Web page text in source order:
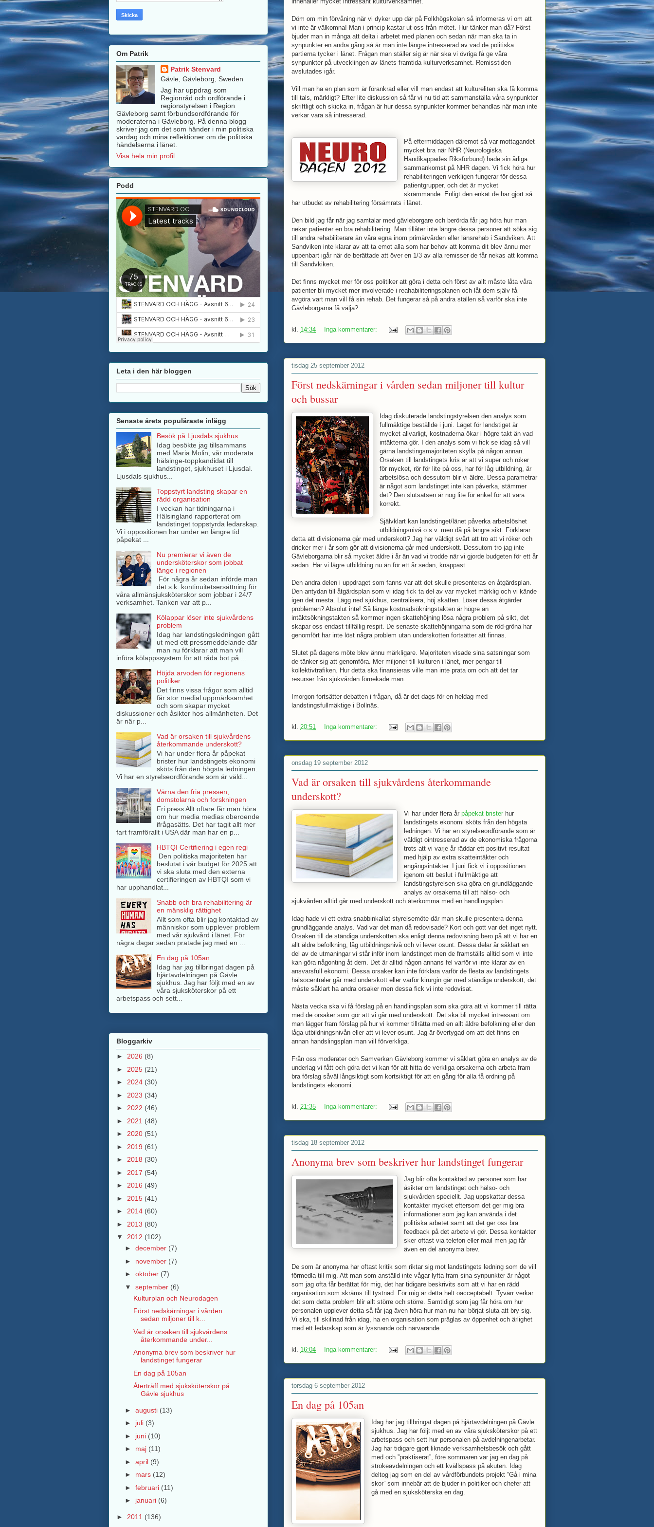
Döm om min förvåning när vi dyker upp där på Folkhögskolan så informeras vi om att
vi inte är välkomna! Man i princip kastar ut oss från mötet. Hur tänker man då? Först
bjuder man in många att delta i arbetet med planen och sedan när man ska ta in
synpunkter en andra gång så är man inte längre intresserad av vad de politiska
partierna tycker i länet. Frågan man ställer sig är när ska vi övriga få ge våra
synpunkter på utvecklingen av länets framtida kulturverksamhet. Remisstiden
avslutades igår.
Vill man ha en plan som är förankrad eller vill man endast att kultureliten ska få komma
till tals, märkligt? Efter lite diskussion så får vi nu tid att sammanställa våra synpunkter
skriftligt och skicka in, frågan är hur dessa synpunkter kommer behandlas när man inte
verkar vara så intresserad.
På eftermiddagen däremot så var mottagandet
mycket bra när NHR (Neurologiska
Handikappades Riksförbund) hade sin årliga
sammankomst på NHR dagen. Vi fick höra hur
rehabiliteringen verkligen fungerar för dessa
patientgrupper, och det är mycket
skrämmande. Enligt den enkät de har gjort så
har utbudet av rehabilitering försämrats i länet.
Den bild jag får när jag samtalar med gävleborgare och berörda får jag höra hur man
nekar patienter en bra rehabilitering. Man tillåter inte längre dessa personer att söka sig
till andra rehabiliterare än våra egna inom primärvården eller länsrehab i Sandviken. Att
Sandviken inte klarar av att ta emot alla som har behov att komma dit blev ännu mer
uppenbart igår när de berättade att över en 1/3 av alla remisser de får nekas att komma
till Sandvkiken.
Det finns mycket mer för oss politiker att göra i detta och först av allt måste låta våra
patienter bli mycket mer involverade i reahabiliteringsplanen och låt dem själv få
avgöra vart man vill få sin rehab. Det fungerar så på andra ställen så varför ska inte
Gävleborgarna få välja?
kl. 14:34 Inga kommentarer:
tisdag 25 september 2012
Först nedskärningar i vården sedan miljoner till kultur
och bussar
Idag diskuterade landstingstyrelsen den analys som
fullmäktige beställde i juni. Läget för landstiget är
mycket allvarligt, kostnaderna ökar i högre takt än vad
intäkterna gör. I den analys som vi fick se idag så vill
gärna landstingsmajoriteten skylla på någon annan.
Orsaken till landstingets kris är att vi super och röker
för mycket, rör för lite på oss, har för låg utbildning, är
arbetslösa och dessutom blir vi äldre. Dessa parametrar
är något som landstinget inte kan påverka, stämmer
det? Den slutsatsen är nog lite för enkel för att vara
korrekt.
Självklart kan landstinget/länet påverka arbetslöshet
utbildningsnivå o.s.v. men då på längre sikt. Förklarar
detta att divisionerna går med underskott? Jag har väldigt svårt att tro att vi röker och
dricker mer i år som gör att divisionerna går med underskott. Dessutom tro jag inte
Gävleborgarna blir så mycket äldre i år än vad vi trodde när vi gjorde budgeten för ett år
sedan. Har vi lägre utbildning nu än för ett år sedan, knappast.
Den andra delen i uppdraget som fanns var att det skulle presenteras en åtgärdsplan.
Den antydan till åtgärdsplan som vi idag fick ta del av var mycket märklig och vi kände
igen det mesta. Lägg ned sjukhus, centralisera, höj skatten. Löser dessa åtgärder
problemen? Absolut inte! Så länge kostnadsökningstakten är högre än
intäktsökningstakten så kommer ingen skattehöjning lösa några problem på sikt, det
skapar oss endast tillfällig respit. De senaste skattehöjningarna som de röd-gröna har
genomfört har inte löst några problem utan underskotten fortsätter att finnas.
Slutet på dagens möte blev ännu märkligare. Majoriteten visade sina satsningar som
de tänker sig att genomföra. Mer miljoner till kulturen i länet, mer pengar till
kollektivtrafiken. Hur detta ska finansieras ville man inte prata om och att det tar
resurser från sjukvården förnekade man.
Imorgon fortsätter debatten i frågan, då är det dags för en heldag med
landstingsfullmäktige i Bollnäs.
kl. 20:51 Inga kommentarer:
onsdag 19 september 2012
Vad är orsaken till sjukvårdens återkommande
underskott?
Vi har under flera år påpekat brister hur
landstingets ekonomi sköts från den högsta
ledningen. Vi har en styrelseordförande som är
väldigt ointresserad av de ekonomiska frågorna
trots att vi varje år räddar ett positivt resultat
med hjälp av extra skatteintäkter och
engångsintäkter. I juni fick vi i oppositionen
igenom ett beslut i fullmäktige att
landstingstyrelsen ska göra en grundläggande
analys av orsakerna till att hälso- och
sjukvården alltid går med underskott och återkomma med en handlingsplan.
Idag hade vi ett extra snabbinkallat styrelsemöte där man skulle presentera denna
grundläggande analys. Vad var det man då redovisade? Kort och gott var det inget nytt.
Orsaken till de ständiga underskotten ska enligt denna redovisning bero på att vi har en
allt äldre befolkning, låg utbildningsnivå och vi lever osunt. Dessa delar år såklart en
del av de utmaningar vi står inför inom landstinget men de framställs alltid som vi inte
kan göra någonting åt dem. Det är alltid någon annans fel varför vi inte klarar av en
ansvarsfull ekonomi. Dessa orsaker kan inte förklara varför de flesta av landstingets
hälsocentraler går med underskott eller varför kirurgin går med ständiga underskott, det
måste såklart ha andra orsaker men dessa fick vi inte redovisat.
Nästa vecka ska vi få förslag på en handlingsplan som ska göra att vi kommer till rätta
med de orsaker som gör att vi går med underskott. Det ska bli mycket intressant om
man lägger fram förslag på hur vi kommer tillrätta med en allt äldre befolkning eller den
låga utbildningsnivån eller att vi lever osunt. Jag är övertygad om att det finns en
annan handslingsplan man vill förverkliga.
Från oss moderater och Samverkan Gävleborg kommer vi såklart göra en analys av de
underlag vi fått och göra det vi kan för att hitta de verkliga orsakerna och arbeta fram
bra förslag såväl långsiktigt som kortsiktigt för att en gång för alla få ordning på
landstingets ekonomi.
kl. 21:35 Inga kommentarer:
tisdag 18 september 2012
Anonyma brev som beskriver hur landstinget fungerar
Jag blir ofta kontaktad av personer som har
åsikter om landstinget och hälso- och
sjukvården speciellt. Jag uppskattar dessa
kontakter mycket eftersom det ger mig bra
informationer som jag kan använda i det
politiska arbetet samt att det ger oss bra
feedback på det arbete vi gör. Dessa kontakter
sker oftast via telefon eller mail men jag får
även en del anonyma brev.
De som är anonyma har oftast kritik som riktar sig mot landstingets ledning som de vill
förmedla till mig. Att man som anställd inte vågar lyfta fram sina synpunkter är något
som jag ofta får berättat för mig, det har tidigare beskrivits som att vi har en rädd
organisation som skräms till tystnad. För mig är detta helt oacceptabelt. Tyvärr verkar
det som detta problem blir allt större och större. Samtidigt som jag får höra om hur
personalen upplever detta så får jag även höra hur man nu har börjat sluta att bry sig.
Vi ska, till skillnad från idag, ha en organisation som präglas av öppenhet och ärlighet
med ett ledarskap som är lyssnande och närvarande.
kl. 16:04 Inga kommentarer:
torsdag 6 september 2012
En dag på 105an
Idag har jag tillbringat dagen på hjärtavdelningen på Gävle
sjukhus. Jag har följt med en av våra sjuksköterskor på ett
arbetspass och sett hur personalen på avdelningenarbetar.
Jag har tidigare gjort liknade verksamhetsbesök och gått
med och ”praktiserat”, före sommaren var jag en dag på
strokeavdelningen och ett kvällspass på akuten. Idag
deltog jag som en del av vårdförbundets projekt ”Gå i mina
skor” som innebär att de bjuder in politiker och chefer att
gå med en sjuksköterska en dag.
Om Patrik
Patrik Stenvard
Gävle, Gävleborg, Sweden
Jag har uppdrag som
Regionråd och ordförande i
regionstyrelsen i Region
Gävleborg samt förbundsordförande för
moderaterna i Gävleborg. På denna blogg
skriver jag om det som händer i min politiska
vardag och mina reflektioner om de politiska
händelserna i länet.
Visa hela min profil
Podd
Leta i den här bloggen
Senaste årets populäraste inlägg
Besök på Ljusdals sjukhus
Idag besökte jag tillsammans
med Maria Molin, vår moderata
hälsinge-toppkandidat till
landstinget, sjukhuset i Ljusdal.
Ljusdals sjukhus...
Toppstyrt landsting skapar en
rädd organisation
I veckan har tidningarna i
Hälsingland rapporterat om
landstinget toppstyrda ledarskap.
Vi i oppositionen har under en längre tid
påpekat ...
Nu premierar vi även de
undersköterskor som jobbat
länge i regionen
För några år sedan införde man
det s.k. kontinuitetsersättning för
våra allmänsjuksköterskor som jobbar i 24/7
verksamhet. Tanken var att p...
Kölappar löser inte sjukvårdens
problem
Idag har landstingsledningen gått
ut med ett pressmeddelande där
man nu förklarar att man vill
införa kölappssystem för att råda bot på ...
Höjda arvoden för regionens
politiker
Det finns vissa frågor som alltid
får stor medial uppmärksamhet
och som skapar mycket
diskussioner och åsikter hos allmänheten. Det
är när p...
Vad är orsaken till sjukvårdens
återkommande underskott?
Vi har under flera år påpekat
brister hur landstingets ekonomi
sköts från den högsta ledningen.
Vi har en styrelseordförande som är väld...
Värna den fria pressen,
domstolarna och forskningen
Fri press Allt oftare får man höra
om hur media medias oberoende
ifrågasätts. Det har tagit allt mer
fart framförallt i USA där man har en p...
HBTQI Certifiering i egen regi
Den politiska majoriteten har
beslutat i vår budget för 2025 att
vi ska sluta med den externa
certifieringen av HBTQI som vi
har upphandlat...
Snabb och bra rehabilitering är
en mänsklig rättighet
Allt som ofta blir jag kontaktad av
människor som upplever problem
med vår sjukvård i länet. För
några dagar sedan pratade jag med en ...
En dag på 105an
Idag har jag tillbringat dagen på
hjärtavdelningen på Gävle
sjukhus. Jag har följt med en av
våra sjuksköterskor på ett
arbetspass och sett...
Bloggarkiv
► 2026 (8)
► 2025 (21)
► 2024 (30)
► 2023 (34)
► 2022 (46)
► 2021 (48)
► 2020 (51)
► 2019 (61)
► 2018 (30)
► 2017 (54)
► 2016 (49)
► 2015 (41)
► 2014 (60)
► 2013 (80)
▼ 2012 (102)
► december (7)
► november (7)
► oktober (7)
▼ september (6)
Kulturplan och Neurodagen
Först nedskärningar i vården
sedan miljoner till k...
Vad är orsaken till sjukvårdens
återkommande under...
Anonyma brev som beskriver hur
landstinget fungerar
En dag på 105an
Återträff med sjuksköterskor på
Gävle sjukhus
► augusti (13)
► juli (3)
► juni (10)
► maj (11)
► april (9)
► mars (12)
► februari (11)
► januari (6)
► 2011 (136)